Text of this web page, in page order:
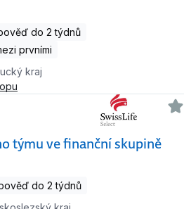
do 2 týdnů
prvními
kraj
týmu ve finanční skupině
do 2 týdnů